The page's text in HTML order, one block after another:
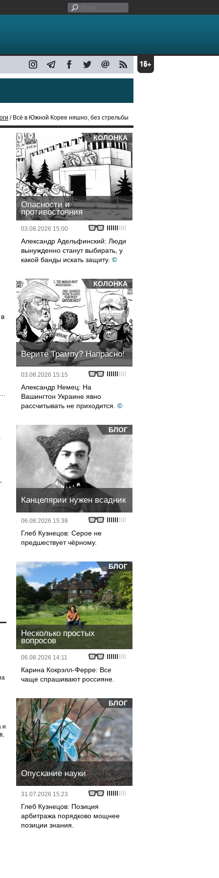
/ Всё в Южной Корее няшно, без стрельбы
и
КОЛОНКА
Опасности и
противостояния
03.08.2026 15:00
Александр Адельфинский: Люди
вынужденно станут выбирать, у
какой банды искать защиту. ©
КОЛОНКА
Верите Трампу? Напрасно!
03.08.2026 15:15
Александр Немец: На
Вашингтон Украине явно
рассчитывать не приходится. ©
БЛОГ
Канцелярии нужен всадник
06.08.2026 15:38
Глеб Кузнецов: Серое не
предшествует чёрному.
БЛОГ
Несколько простых
вопросов
06.08.2026 14:11
Карина Кокрэлл-Ферре: Все
чаще спрашивают россияне.
БЛОГ
Опускание науки
31.07.2026 15:23
Глеб Кузнецов: Позиция
арбитража порядково мощнее
позиции знания.